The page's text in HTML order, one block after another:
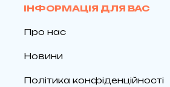
ІНФОРМАЦІЯ ДЛЯ ВАС
Про нас
Новини
Політика конфіденційності